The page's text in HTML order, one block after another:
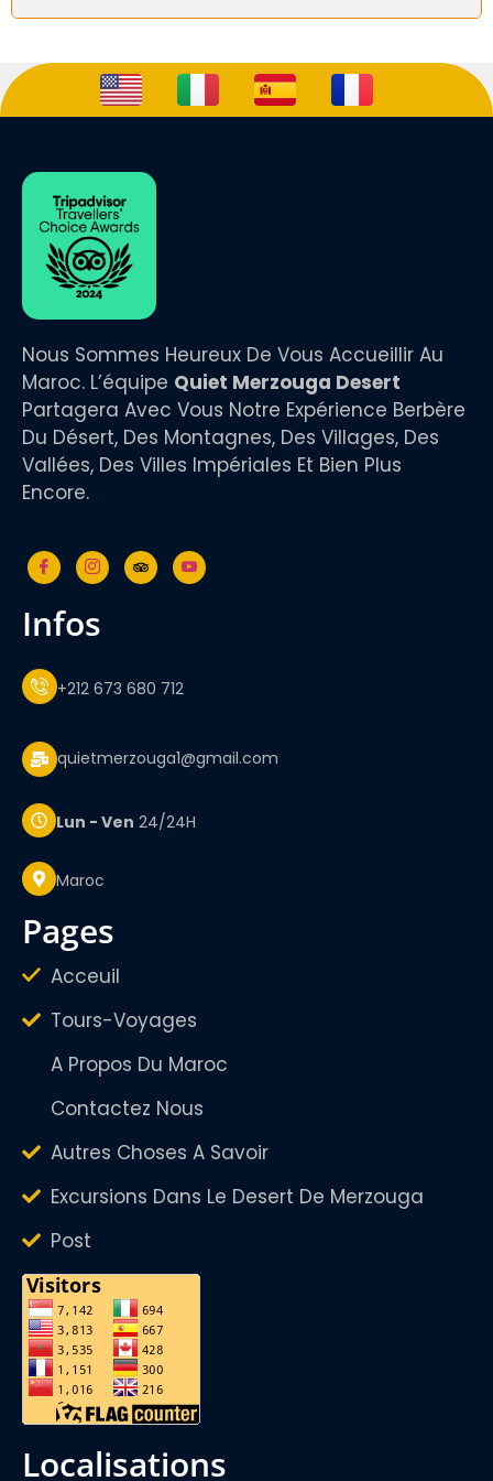
www.quietmerzougadesert.com
WhatsApp : +212 673 680 712
Nous Sommes Heureux De Vous Accueillir Au
Maroc. L’équipe Quiet Merzouga Desert
Partagera Avec Vous Notre Expérience Berbère
Du Désert, Des Montagnes, Des Villages, Des
Vallées, Des Villes Impériales Et Bien Plus
Encore.
infos
+212 673 680 712
quietmerzouga1@gmail.com
Lun - Ven 24/24H
Maroc
pages
Acceuil
Tours-Voyages
A Propos Du Maroc
Contactez Nous
Autres Choses A Savoir
Excursions Dans Le Desert De Merzouga
Post
localisations